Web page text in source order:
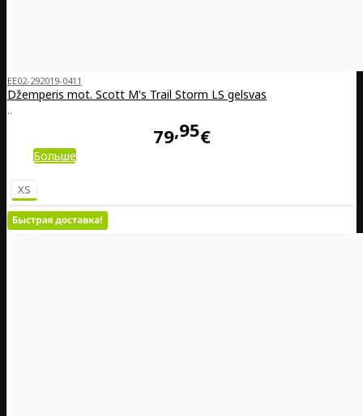
EE02-292019-0411
Džemperis mot. Scott M's Trail Storm LS gelsvas
..
79 95€
Больше
XS